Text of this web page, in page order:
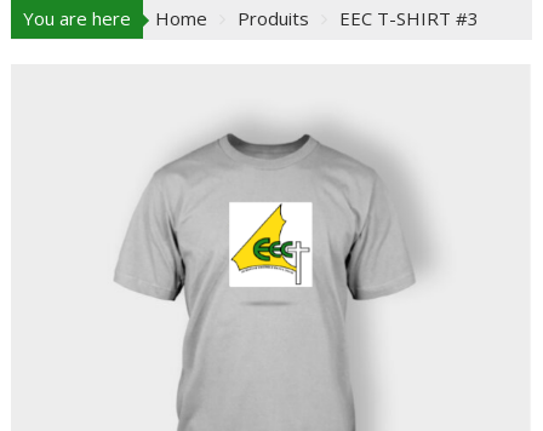
You are here Home Produits EEC T-SHIRT #3